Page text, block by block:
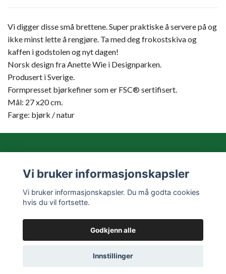
Vi digger disse små brettene. Super praktiske å servere på og
ikke minst lette å rengjøre. Ta med deg frokostskiva og
kaffen i godstolen og nyt dagen!
Norsk design fra Anette Wie i Designparken.
Produsert i Sverige.
Formpresset bjørkefiner som er FSC® sertifisert.
Mål: 27 x20 cm.
Farge: bjørk / natur
Les mer
Sosiale medier
© 2026 Kreativt Miljø Butikk
Vi bruker informasjonskapsler
Vi bruker informasjonskapsler. Du må godta cookies
hvis du vil fortsette.
Godkjenn alle
Innstillinger